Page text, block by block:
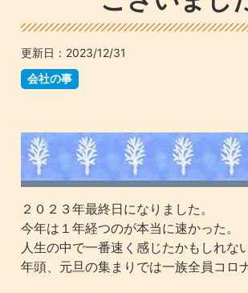
更新日： 2023/12/31
会社の事
２０２３年最終日になりました。
今年は１年経つのが本当に速かった。
人生の中で一番速く感じたかもしれない
年頭、元旦の集まりでは一族全員コロ